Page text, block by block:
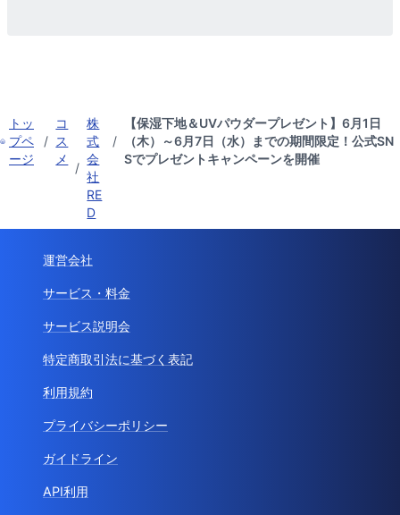
トッ
プペ
ージ
/
コ
ス
メ
/
株
式
会
社
RE
D
/
【保湿下地＆UVパウダープレゼント】6月1日
（木）～6月7日（水）までの期間限定！公式SN
Sでプレゼントキャンペーンを開催
運営会社
サービス・料金
サービス説明会
特定商取引法に基づく表記
利用規約
プライバシーポリシー
ガイドライン
API利用